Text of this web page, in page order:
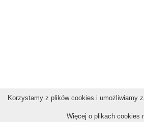
Korzystamy z plików cookies i umożliwiamy
Więcej o plikach cookies